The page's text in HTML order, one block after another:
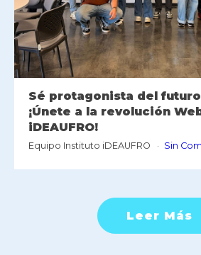
Sé protagonista del
¡Únete a la revolución
iDEAUFRO!
Equipo Instituto iDEAUFRO Sin
Leer Más